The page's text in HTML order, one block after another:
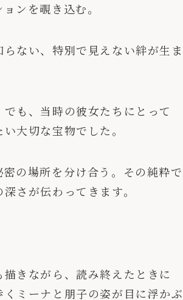
ンを覗き込む。
ない、特別で見えない絆が生ま
も、当時の彼女たちにとって
大切な宝物でした。
の場所を分け合う。その純粋で
さが伝わってきます。
きながら、読み終えたときに
ミーナと朋子の姿が目に浮かぶ